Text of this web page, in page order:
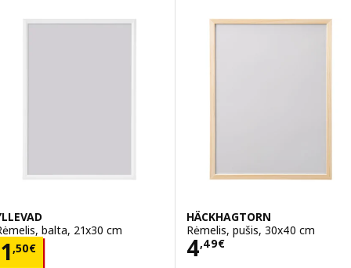
balta, 21x30 cm
1,50€ 1,50€
HÄCKHAGTORN
Rėmelis, pušis, 30x40 cm
4,49€
Kaina 4,49€